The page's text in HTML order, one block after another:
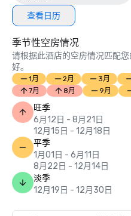
查看日历
季节性空房情况
请根据此酒店的空房情况匹配
好。
1月 2月 3月
7月
8月 9月
旺季
6月12日 - 8月21日
12月15日 - 12月18日
平季
1月01日 - 6月11日
8月22日 - 12月14日
淡季
12月19日 - 12月30日